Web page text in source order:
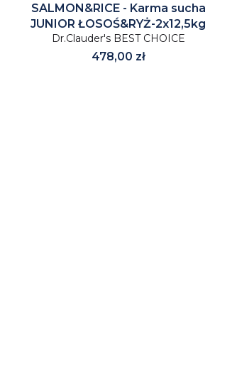
SALMON&RICE - Karma sucha
JUNIOR ŁOSOŚ&RYŻ-2x12,5kg
Dr.Clauder's BEST CHOICE
Cena
478,00 zł